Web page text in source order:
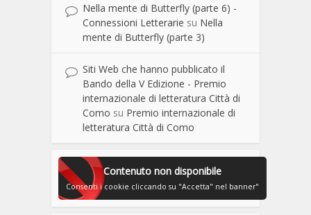
Nella mente di Butterfly (parte 6) -
Connessioni Letterarie su Nella
mente di Butterfly (parte 3)
Siti Web che hanno pubblicato il
Bando della V Edizione - Premio
internazionale di letteratura Città di
Como su Premio internazionale di
letteratura Città di Como
Contenuto non disponibile
Consenti i cookie cliccando su "Accetta" nel banner"